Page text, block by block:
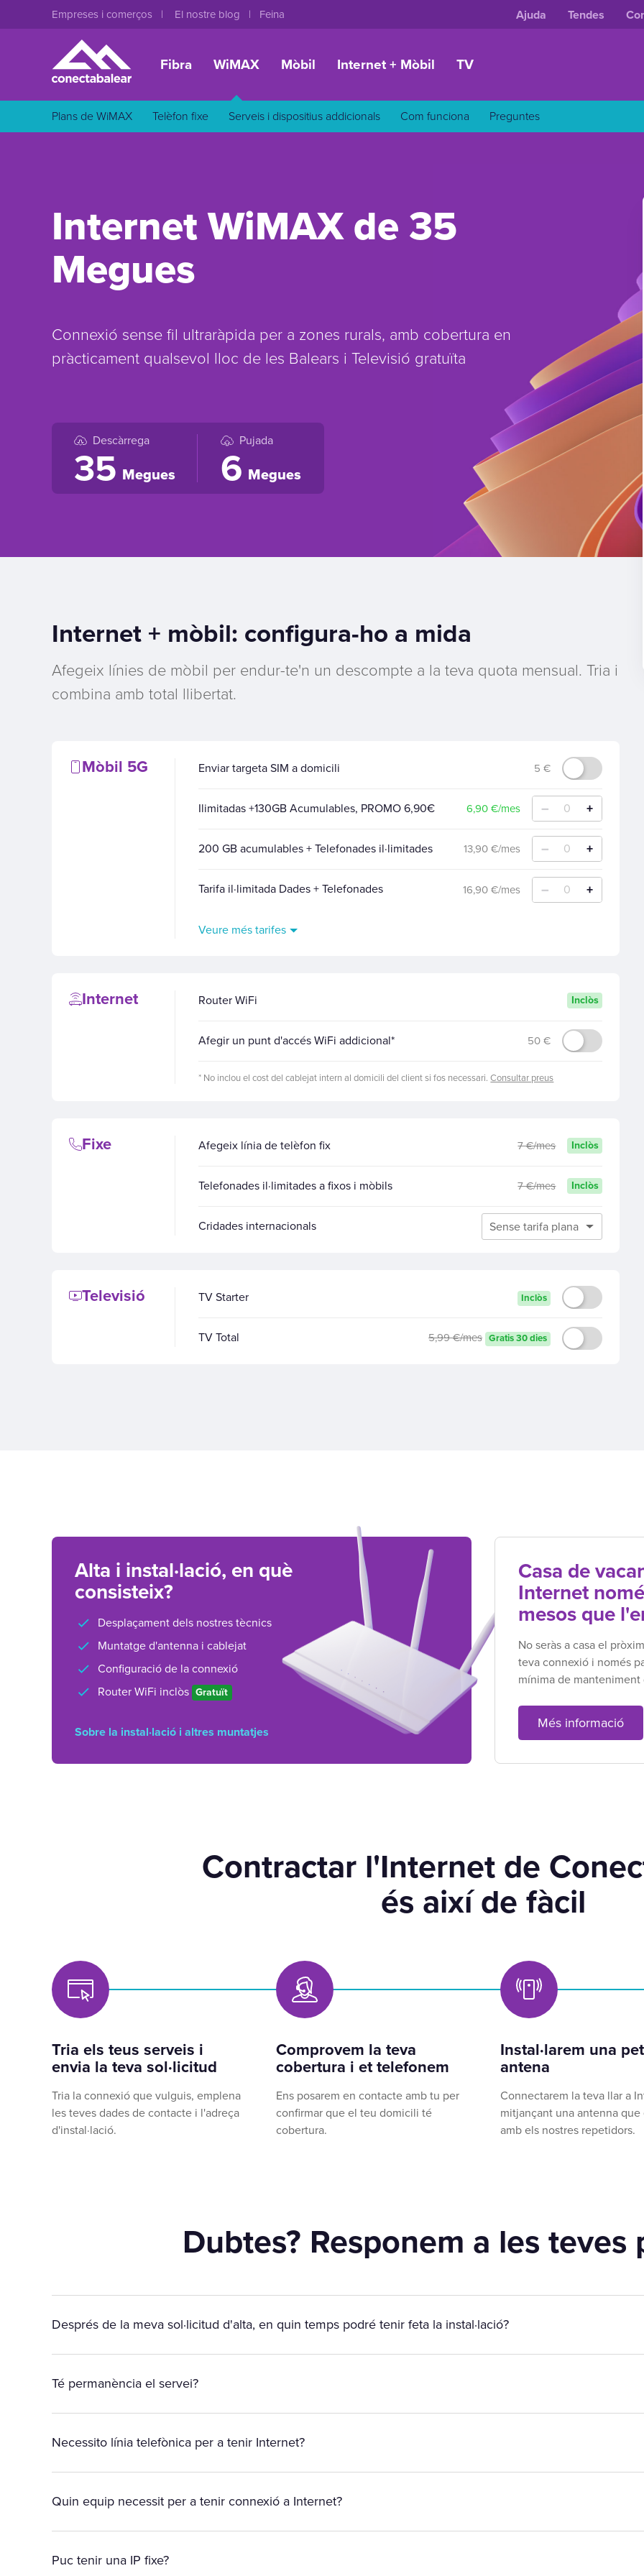
Empreses i comerços El nostre blog Feina Ajuda Tendes
Fibra WiMAX Mòbil Internet + Mòbil TV
Plans de WiMAX Telèfon fixe Serveis i dispositius addicionals Com funciona Preguntes
Internet WiMAX de 35
Megues
Connexió sense fil ultraràpida per a zones rurals, amb cobertura en
pràcticament qualsevol lloc de les Balears i Televisió gratuïta
Descàrrega
35 Megues
Pujada
6 Megues
Internet + mòbil: configura-ho a mida
Afegeix línies de mòbil per endur-te'n un descompte a la teva quota mensual. Tria i
combina amb total llibertat.
Mòbil 5G Enviar targeta SIM a domicili 5 €
Ilimitadas +130GB Acumulables, PROMO 6,90€ 6,90 €/mes – 0 +
200 GB acumulables + Telefonades il·limitades 13,90 €/mes – 0 +
Tarifa il·limitada Dades + Telefonades 16,90 €/mes – 0 +
Veure més tarifes
Internet Router WiFi Inclòs
Afegir un punt d'accés WiFi addicional* 50 €
* No inclou el cost del cablejat intern al domicili del client si fos necessari.Consultar preus
Fixe Afegeix línia de telèfon fix 7 €/mes Inclòs
Telefonades il·limitades a fixos i mòbils 7 €/mes Inclòs
Cridades internacionals
Televisió TV Starter Inclòs
TV Total 5,99 €/mes Gratis 30 dies
Alta i instal·lació, en què
consisteix?
Desplaçament dels nostres tècnics
Muntatge d'antenna i cablejat
Configuració de la connexió
Router WiFi inclòs Gratuït
Sobre la instal·lació i altres muntatjes
Casa de
Internet
mesos que
No seràs a casa el
teva connexió i només
mínima de manteniment
Més informació
Contractar l'Internet de
és així de fàcil
Tria els teus serveis i
envia la teva sol·licitud
Tria la connexió que vulguis, emplena
les teves dades de contacte i l'adreça
d'instal·lació.
Comprovem la teva
cobertura i et telefonem
Ens posarem en contacte amb tu per
confirmar que el teu domicili té
cobertura.
Instal·larem una
antena
Connectarem la teva llar a
mitjançant una antenna que
amb els nostres repetidors.
Dubtes? Responem a les teves
Després de la meva sol·licitud d'alta, en quin temps podré tenir feta la instal·lació?
Té permanència el servei?
Necessito línia telefònica per a tenir Internet?
Quin equip necessit per a tenir connexió a Internet?
Puc tenir una IP fixe?